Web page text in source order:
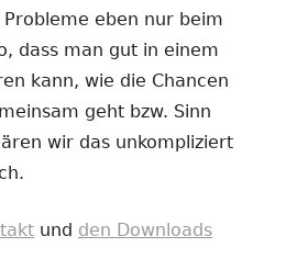
eben nur beim
dass man gut in einem
kann, wie die Chancen
geht bzw. Sinn
wir das unkompliziert
und den Downloads